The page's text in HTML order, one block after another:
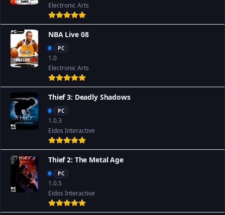
Electronic Arts
NBA Live 08
PC
1.0
Electronic Arts
Thief 3: Deadly Shadows
PC
1.0.3
Eidos Interactive
Thief 2: The Metal Age
PC
1.0.5
Eidos Interactive